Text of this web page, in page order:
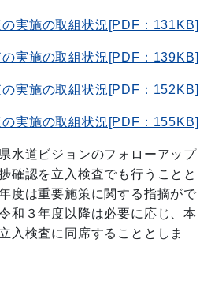
実施の取組状況[PDF：131KB]
実施の取組状況[PDF：139KB]
実施の取組状況[PDF：152KB]
実施の取組状況[PDF：155KB]
水道ビジョンのフォローアップ
確認を立入検査でも行うことと
度は重要施策に関する指摘がで
和３年度以降は必要に応じ、本
入検査に同席することとしま